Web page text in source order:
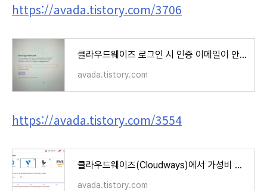
https://avada.tistory.com/3706
클라우드웨이즈 로그인 시 인증 이메일이 안 올 때 대처법 ("New Login Detected" 화면)
avada.tistory.com
https://avada.tistory.com/3554
클라우드웨이즈(Cloudways)에서 가성비 좋은 케미클라우드로 워드프레스 이전
avada.tistory.com